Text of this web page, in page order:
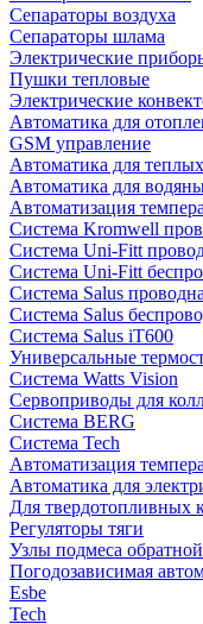
Сепараторы воздуха
Сепараторы шлама
Электрические
Пушки тепловые
Электрические
Автоматика для
GSM управление
Автоматика для
Автоматика для
Автоматизация
Система Kromwell
Система Uni-Fitt
Система Uni-Fitt
Система Salus
Система Salus
Система Salus iT600
Универсальные
Система Watts Vision
Сервоприводы для
Система BERG
Система Tech
Автоматизация
Автоматика для
Для твердотопливных
Регуляторы тяги
Узлы подмеса
Погодозависимая
Esbe
Tech